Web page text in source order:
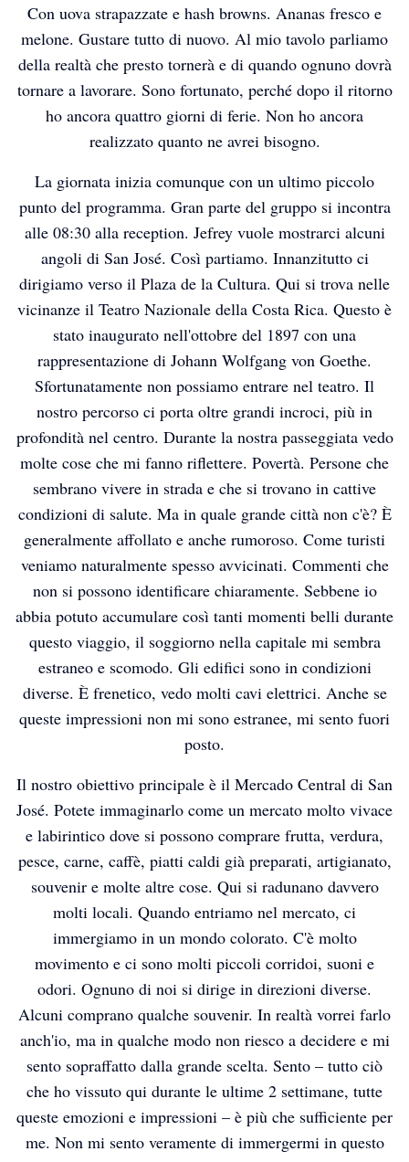
Con uova strapazzate e hash browns. Ananas fresco e
melone. Gustare tutto di nuovo. Al mio tavolo parliamo
della realtà che presto tornerà e di quando ognuno dovrà
tornare a lavorare. Sono fortunato, perché dopo il ritorno
ho ancora quattro giorni di ferie. Non ho ancora
realizzato quanto ne avrei bisogno.
La giornata inizia comunque con un ultimo piccolo
punto del programma. Gran parte del gruppo si incontra
alle 08:30 alla reception. Jefrey vuole mostrarci alcuni
angoli di San José. Così partiamo. Innanzitutto ci
dirigiamo verso il Plaza de la Cultura. Qui si trova nelle
vicinanze il Teatro Nazionale della Costa Rica. Questo è
stato inaugurato nell'ottobre del 1897 con una
rappresentazione di Johann Wolfgang von Goethe.
Sfortunatamente non possiamo entrare nel teatro. Il
nostro percorso ci porta oltre grandi incroci, più in
profondità nel centro. Durante la nostra passeggiata vedo
molte cose che mi fanno riflettere. Povertà. Persone che
sembrano vivere in strada e che si trovano in cattive
condizioni di salute. Ma in quale grande città non c'è? È
generalmente affollato e anche rumoroso. Come turisti
veniamo naturalmente spesso avvicinati. Commenti che
non si possono identificare chiaramente. Sebbene io
abbia potuto accumulare così tanti momenti belli durante
questo viaggio, il soggiorno nella capitale mi sembra
estraneo e scomodo. Gli edifici sono in condizioni
diverse. È frenetico, vedo molti cavi elettrici. Anche se
queste impressioni non mi sono estranee, mi sento fuori
posto.
Il nostro obiettivo principale è il Mercado Central di San
José. Potete immaginarlo come un mercato molto vivace
e labirintico dove si possono comprare frutta, verdura,
pesce, carne, caffè, piatti caldi già preparati, artigianato,
souvenir e molte altre cose. Qui si radunano davvero
molti locali. Quando entriamo nel mercato, ci
immergiamo in un mondo colorato. C'è molto
movimento e ci sono molti piccoli corridoi, suoni e
odori. Ognuno di noi si dirige in direzioni diverse.
Alcuni comprano qualche souvenir. In realtà vorrei farlo
anch'io, ma in qualche modo non riesco a decidere e mi
sento sopraffatto dalla grande scelta. Sento – tutto ciò
che ho vissuto qui durante le ultime 2 settimane, tutte
queste emozioni e impressioni – è più che sufficiente per
me. Non mi sento veramente di immergermi in questo